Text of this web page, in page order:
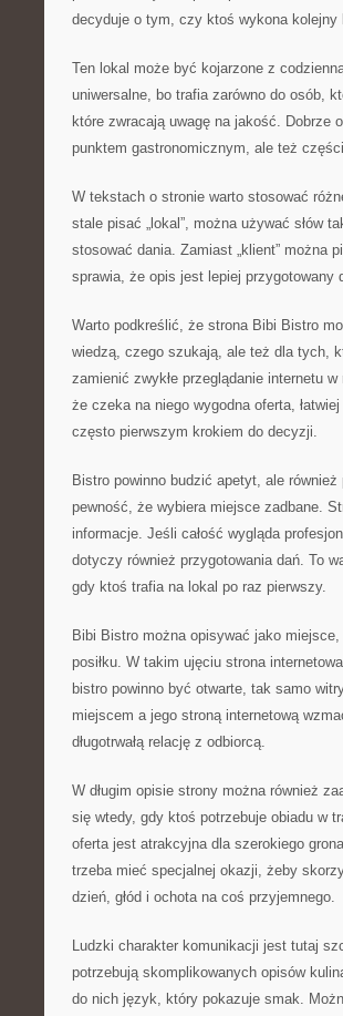
decyduje o tym, czy ktoś wykona kolejny
Ten lokal może być kojarzone z
uniwersalne, bo trafia zarówno do osób,
które zwracają uwagę na jakość.
punktem gastronomicznym, ale też
W tekstach o stronie warto stosować
stale pisać „lokal”, można używać słów
stosować dania. Zamiast „klient” można
sprawia, że opis jest lepiej przygotowany
Warto podkreślić, że strona Bibi Bistro
wiedzą, czego szukają, ale też dla tych,
zamienić zwykłe przeglądanie internetu
że czeka na niego wygodna oferta,
często pierwszym krokiem do decyzji.
Bistro powinno budzić apetyt, ale
pewność, że wybiera miejsce zadbane.
informacje. Jeśli całość wygląda
dotyczy również przygotowania dań. To
gdy ktoś trafia na lokal po raz pierwszy.
Bibi Bistro można opisywać jako
posiłku. W takim ujęciu strona
bistro powinno być otwarte, tak samo
miejscem a jego stroną internetową
długotrwałą relację z odbiorcą.
W długim opisie strony można również
się wtedy, gdy ktoś potrzebuje obiadu w
oferta jest atrakcyjna dla szerokiego
trzeba mieć specjalnej okazji, żeby
dzień, głód i ochota na coś przyjemnego.
Ludzki charakter komunikacji jest tutaj
potrzebują skomplikowanych opisów
do nich język, który pokazuje smak.